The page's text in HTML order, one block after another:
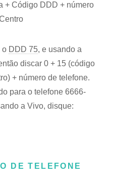
+ Código DDD + número
o DDD 75, e usando a
discar 0 + 15 (código
+ número de telefone.
para o telefone 6666-
a Vivo, disque:
DE TELEFONE